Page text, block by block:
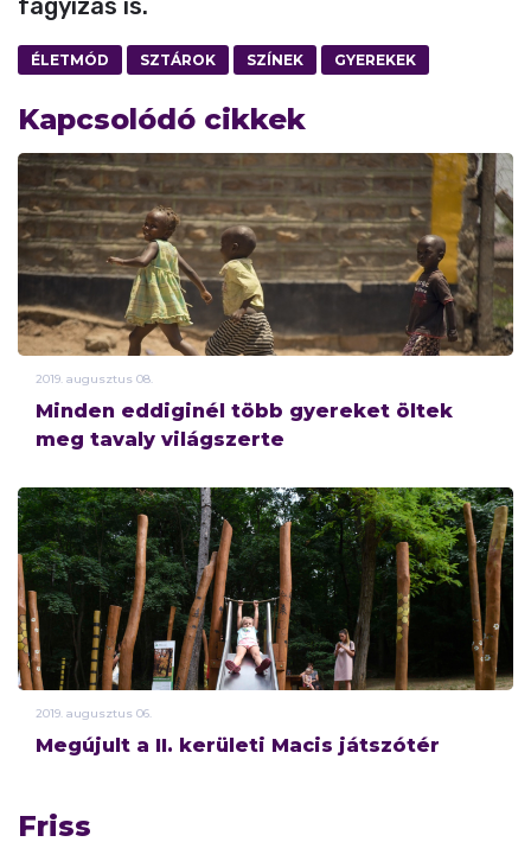
fagyizás is.
ÉLETMÓD SZTÁROK SZÍNEK GYEREKEK
Kapcsolódó cikkek
2019. augusztus 08.
Minden eddiginél több gyereket öltek
meg tavaly világszerte
2019. augusztus 06.
Megújult a II. kerületi Macis játszótér
Friss